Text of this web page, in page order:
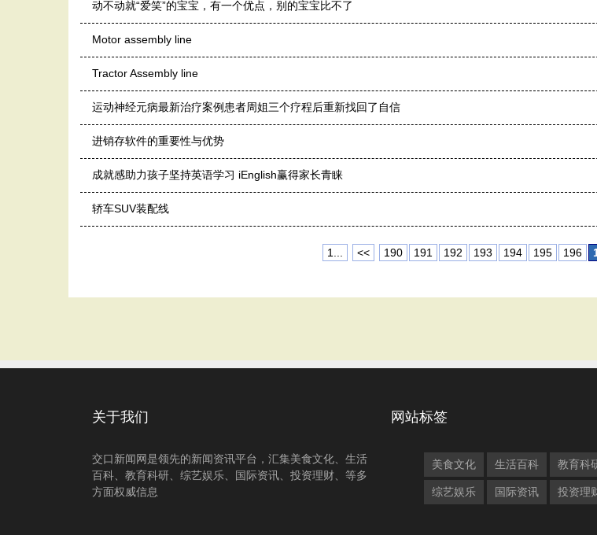
动不动就“爱笑”的宝宝，有一个优点，别的宝宝比不了
Motor assembly line
Tractor Assembly line
运动神经元病最新治疗案例患者周姐三个疗程后重新找回了自信
进销存软件的重要性与优势
成就感助力孩子坚持英语学习 iEnglish赢得家长青睐
轿车SUV装配线
1... << 190 191 192 193 194 195 196
关于我们
交口新闻网是领先的新闻资讯平台，汇集美食文化、生活
百科、教育科研、综艺娱乐、国际资讯、投资理财、等多
方面权威信息
网站标签
美食文化 生活百科 教育科
综艺娱乐 国际资讯 投资理